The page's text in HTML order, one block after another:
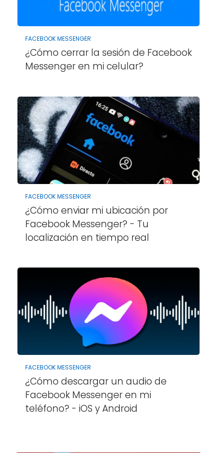
FACEBOOK MESSENGER
¿Cómo cerrar la sesión de Facebook
Messenger en mi celular?
FACEBOOK MESSENGER
¿Cómo enviar mi ubicación por
Facebook Messenger? - Tu
localización en tiempo real
FACEBOOK MESSENGER
¿Cómo descargar un audio de
Facebook Messenger en mi
teléfono? - iOS y Android